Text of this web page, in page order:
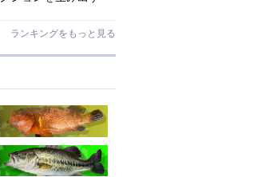
ランキングをもっと見る